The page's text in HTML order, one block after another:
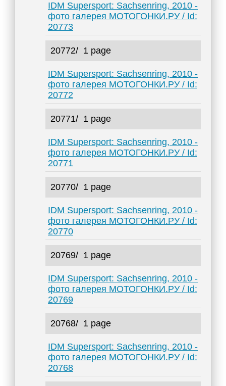
IDM Supersport: Sachsenring, 2010 -
фото галерея МОТОГОНКИ.РУ / Id:
20773
20772/ 1 page
IDM Supersport: Sachsenring, 2010 -
фото галерея МОТОГОНКИ.РУ / Id:
20772
20771/ 1 page
IDM Supersport: Sachsenring, 2010 -
фото галерея МОТОГОНКИ.РУ / Id:
20771
20770/ 1 page
IDM Supersport: Sachsenring, 2010 -
фото галерея МОТОГОНКИ.РУ / Id:
20770
20769/ 1 page
IDM Supersport: Sachsenring, 2010 -
фото галерея МОТОГОНКИ.РУ / Id:
20769
20768/ 1 page
IDM Supersport: Sachsenring, 2010 -
фото галерея МОТОГОНКИ.РУ / Id:
20768